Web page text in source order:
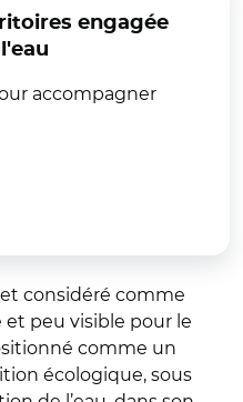
engagée
accompagner
considéré comme
peu visible pour le
comme un
écologique, sous